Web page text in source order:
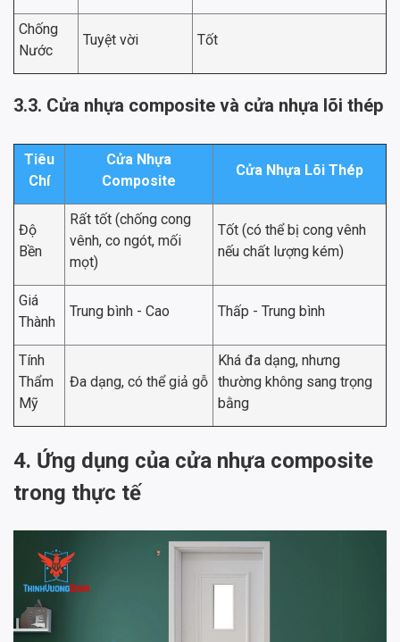
Chống
Nước
Tuyệt vời Tốt
3.3. Cửa nhựa composite và cửa nhựa lõi thép
Tiêu
Chí
Cửa Nhựa
Composite
Cửa Nhựa Lõi Thép
Độ
Bền
Rất tốt (chống cong
vênh, co ngót, mối
mọt)
Tốt (có thể bị cong vênh
nếu chất lượng kém)
Giá
Thành
Trung bình - Cao Thấp - Trung bình
Tính
Thẩm
Mỹ
Đa dạng, có thể giả gỗ
Khá đa dạng, nhưng
thường không sang trọng
bằng
4. Ứng dụng của cửa nhựa composite
trong thực tế